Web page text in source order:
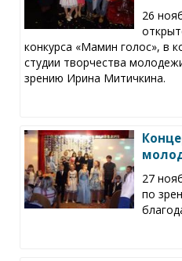
26
конкурса «Мамин голос», в
студии творчества
зрению Ирина Митичкина.
27
по